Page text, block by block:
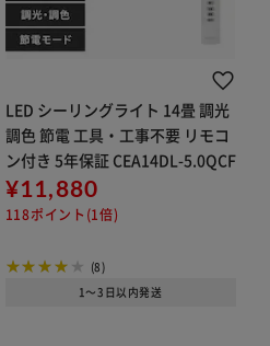
LED シーリングライト 14畳 調光
調色 節電 工具・工事不要 リモコ
ン付き 5年保証 CEA14DL-5.0QCF
¥11,880
118ポイント(1倍)
(8)
1～3日以内発送